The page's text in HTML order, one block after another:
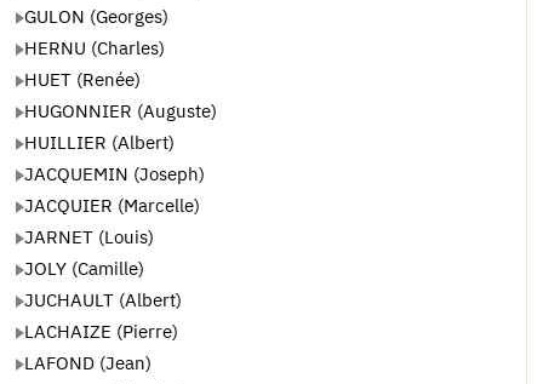
GULON (Georges)
HERNU (Charles)
HUET (Renée)
HUGONNIER (Auguste)
HUILLIER (Albert)
JACQUEMIN (Joseph)
JACQUIER (Marcelle)
JARNET (Louis)
JOLY (Camille)
JUCHAULT (Albert)
LACHAIZE (Pierre)
LAFOND (Jean)